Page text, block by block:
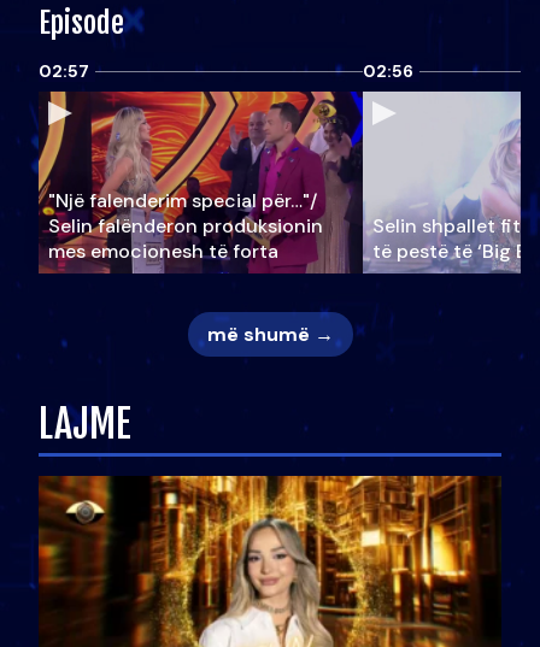
Episode
02:57
"Një falenderim special për…"/
Selin falënderon produksionin
mes emocionesh të forta
02:56
Selin shpallet
të pestë të ‘Big
më shumë →
LAJME